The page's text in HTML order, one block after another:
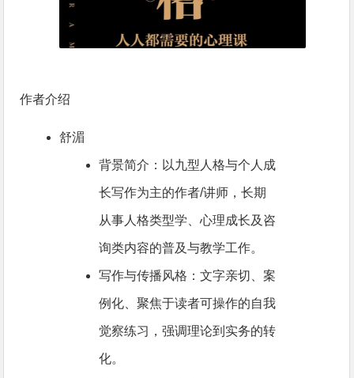
作者介绍
舒湄
背景简介：以九型人格与个人成
长写作为主的作者/讲师，长期
从事人格类型学、心理成长及咨
询类内容的普及与教学工作。
写作与传播风格：文字亲切、案
例化、聚焦于读者可操作的自我
觉察练习，强调理论到实务的转
化。